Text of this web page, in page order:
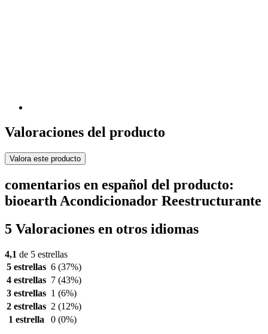
Valoraciones del producto
Valora este producto
comentarios en español del producto:
bioearth Acondicionador Reestructurante
5 Valoraciones en otros idiomas
4,1 de 5 estrellas
5 estrellas 6 (37%)
4 estrellas 7 (43%)
3 estrellas 1 (6%)
2 estrellas 2 (12%)
1 estrella
0 (0%)